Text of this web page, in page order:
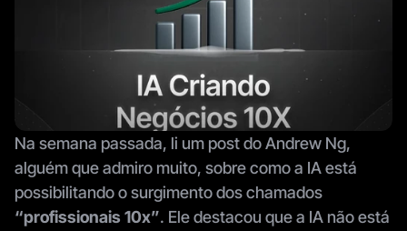
Na semana passada, li um post do Andrew Ng,
alguém que admiro muito, sobre como a IA está
“profissionais 10x”. Ele destacou que a IA não está